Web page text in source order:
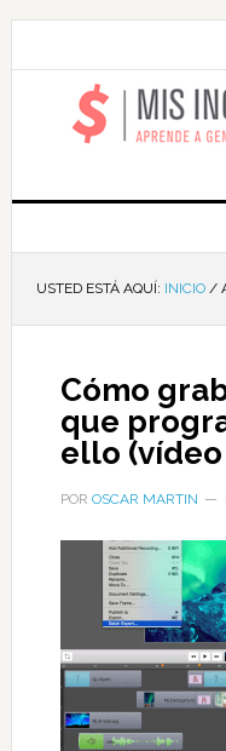
MIS
USTED ESTÁ AQUÍ: INICIO /
Cómo
que
ello
POR OSCAR MARTIN